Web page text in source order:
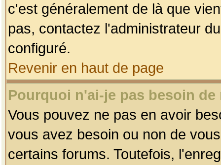
c'est généralement de là que
pas, contactez l'administrateur
configuré.
Revenir en haut de page
Pourquoi n'ai-je pas besoin
Vous pouvez ne pas en avoir
vous avez besoin ou non de
certains forums. Toutefois,